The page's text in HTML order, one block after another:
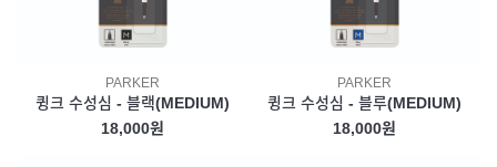
PARKER
큉크 수성심 - 블랙(MEDIUM)
18,000원
PARKER
큉크 수성심 - 블루(MEDIUM)
18,000원